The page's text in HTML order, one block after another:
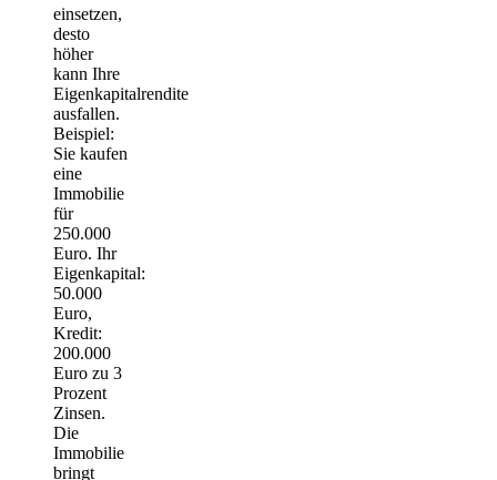
einsetzen,
desto
höher
kann Ihre
Eigenkapitalrendite
ausfallen.
Beispiel:
Sie kaufen
eine
Immobilie
für
250.000
Euro. Ihr
Eigenkapital:
50.000
Euro,
Kredit:
200.000
Euro zu 3
Prozent
Zinsen.
Die
Immobilie
bringt